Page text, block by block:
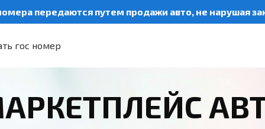
передаются путем продажи авто, не нарушая
гос номер